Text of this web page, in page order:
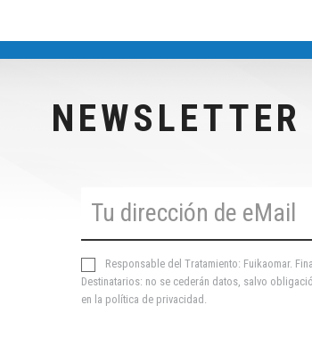
NEWSLETTER
Responsable del Tratamiento: Fuikaomar.
Destinatarios: no se cederán datos, salvo
en la política de privacidad